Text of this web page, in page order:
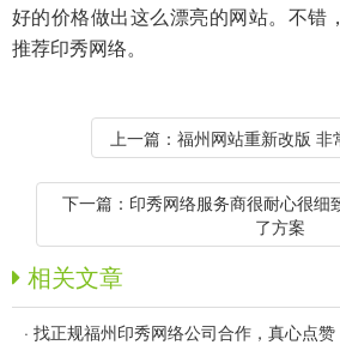
好的价格做出这么漂亮的网站。不错
推荐印秀网络。
上一篇： 福州网站重新改版 非
下一篇： 印秀网络服务商很耐心很细
了方案
相关文章
· 找正规福州印秀网络公司合作，真心点赞